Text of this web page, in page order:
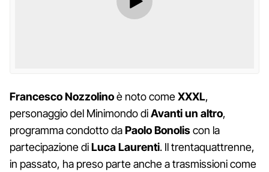
Francesco Nozzolinoè noto comeXXXL,
personaggio del Minimondo diAvanti un altro,
programma condotto daPaolo Bonoliscon la
partecipazione diLuca Laurenti. Il trentaquattrenne,
in passato, ha preso parte anche a trasmissioni come